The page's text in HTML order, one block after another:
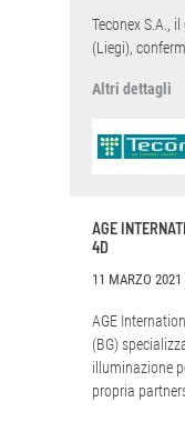
Teconex S.A.,
(Liegi),
Altri dettagli
AGE
4D
11 MARZO 2021
AGE
(BG)
illuminazione
propria